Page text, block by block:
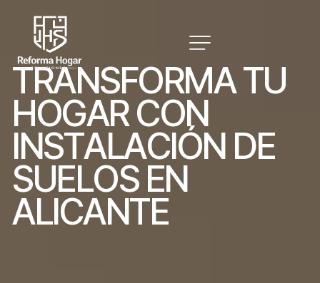
TRANSFORMATU
HOGARCON
INSTALACIÓN DE
SUELOS EN
ALICANTE